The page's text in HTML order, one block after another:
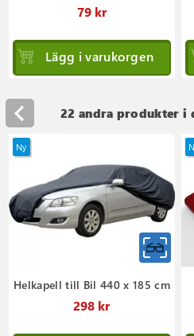
79 kr
Lägg i varukorgen
22 andra produkter i
Ny
Helkapell till Bil 440 x 185 cm
298 kr